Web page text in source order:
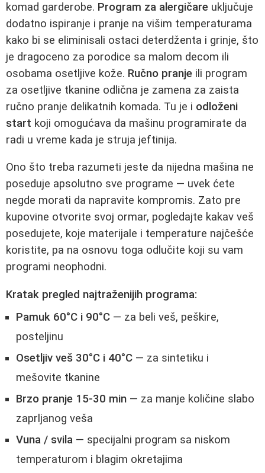
komad garderobe. Program za alergičare uključuje
dodatno ispiranje i pranje na višim temperaturama
kako bi se eliminisali ostaci deterdženta i grinje, što
je dragoceno za porodice sa malom decom ili
osobama osetljive kože. Ručno pranje ili program
za osetljive tkanine odlična je zamena za zaista
ručno pranje delikatnih komada. Tu je i odloženi
start koji omogućava da mašinu programirate da
radi u vreme kada je struja jeftinija.
Ono što treba razumeti jeste da nijedna mašina ne
poseduje apsolutno sve programe — uvek ćete
negde morati da napravite kompromis. Zato pre
kupovine otvorite svoj ormar, pogledajte kakav veš
posedujete, koje materijale i temperature najčešće
koristite, pa na osnovu toga odlučite koji su vam
programi neophodni.
Kratak pregled najtraženijih programa:
Pamuk 60°C i 90°C — za beli veš, peškire,
posteljinu
Osetljiv veš 30°C i 40°C — za sintetiku i
mešovite tkanine
Brzo pranje 15-30 min — za manje količine slabo
zaprljanog veša
Vuna / svila — specijalni program sa niskom
temperaturom i blagim okretajima